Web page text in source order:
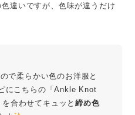
違いですが、色味が違うだけ
で柔らかい色のお洋服と
にこちらの「Ankle Knot
合わせてキュッと締め色